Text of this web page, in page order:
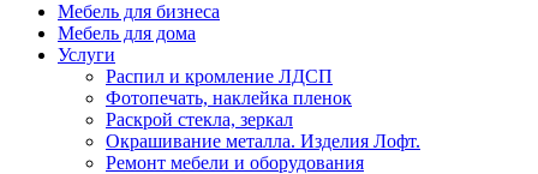
Мебель для бизнеса
Мебель для дома
Услуги
Распил и кромление ЛДСП
Фотопечать, наклейка пленок
Раскрой стекла, зеркал
Окрашивание металла. Изделия Лофт.
Ремонт мебели и оборудования